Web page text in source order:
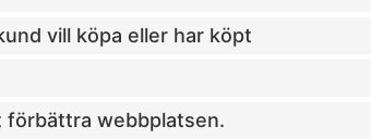
vill köpa eller har köpt
förbättra webbplatsen.